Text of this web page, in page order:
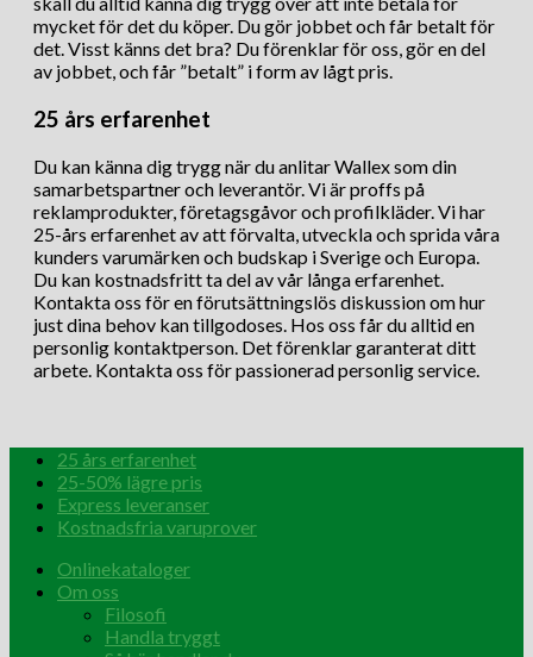
mycket för det du köper. Du gör jobbet och får betalt för
det. Visst känns det bra? Du förenklar för oss, gör en del
av jobbet, och får ”betalt” i form av lågt pris.
25 års erfarenhet
Du kan känna dig trygg när du anlitar Wallex som din
samarbetspartner och leverantör. Vi är proffs på
reklamprodukter, företagsgåvor och profilkläder. Vi har
25-års erfarenhet av att förvalta, utveckla och sprida våra
kunders varumärken och budskap i Sverige och Europa.
Du kan kostnadsfritt ta del av vår långa erfarenhet.
Kontakta oss för en förutsättningslös diskussion om hur
just dina behov kan tillgodoses. Hos oss får du alltid en
personlig kontaktperson. Det förenklar garanterat ditt
arbete. Kontakta oss för passionerad personlig service.
25 års erfarenhet
25-50% lägre pris
Express leveranser
Kostnadsfria varuprover
Onlinekataloger
Om oss
Filosofi
Handla tryggt